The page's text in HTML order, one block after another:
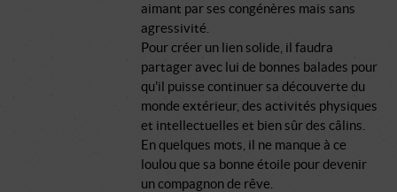
aimant par ses congénères mais sans
agressivité.
Pour créer un lien solide, il faudra
partager avec lui de bonnes balades pour
qu'il puisse continuer sa découverte du
monde extérieur, des activités physiques
et intellectuelles et bien sûr des câlins.
En quelques mots, il ne manque à ce
loulou que sa bonne étoile pour devenir
un compagnon de rêve.